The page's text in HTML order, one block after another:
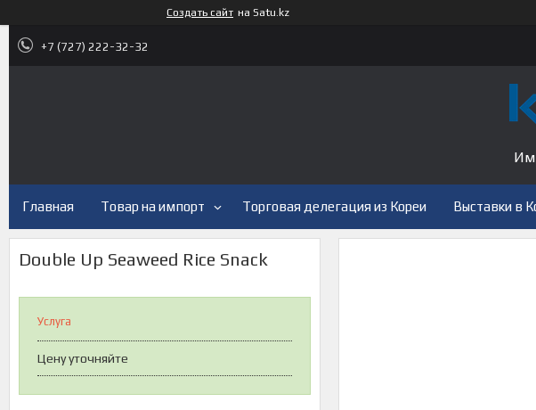
Создать сайт на Satu.kz
+7 (727) 222-32-32
Главная Товар на импорт Торговая делегация из Кореи Выставки в
Double Up Seaweed Rice Snack
Услуга
Цену уточняйте